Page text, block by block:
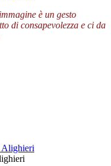
è un gesto
di consapevolezza e ci da